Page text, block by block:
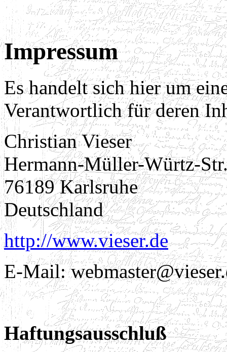
Impressum
Es handelt sich hier um
Verantwortlich für deren
Christian Vieser
Hermann-Müller-Würtz-
76189 Karlsruhe
Deutschland
http://www.vieser.de
E-Mail:
Haftungsausschluß